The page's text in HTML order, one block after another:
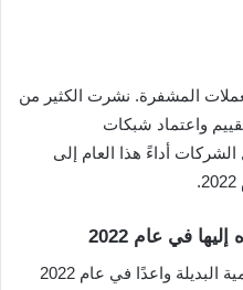
العملات المشفرة. نشرت الكثير من
واعتماد شبكات
أداءً هذا العام إلى
في عام 2022
يبدو أن عددًا قليلاً من العملات الرقمية البديلة واعدًا في عام 2022